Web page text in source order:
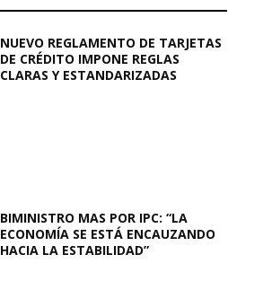
NUEVO REGLAMENTO DE TARJETAS
DE CRÉDITO IMPONE REGLAS
CLARAS Y ESTANDARIZADAS
BIMINISTRO MAS POR IPC: “LA
ECONOMÍA SE ESTÁ ENCAUZANDO
HACIA LA ESTABILIDAD”